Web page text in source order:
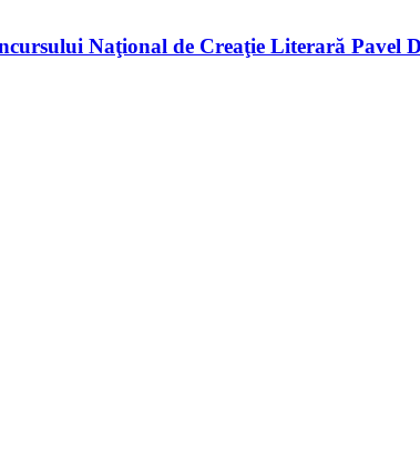
Naţional de Creaţie Literară Pavel